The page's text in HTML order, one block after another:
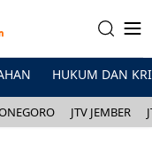
HUKUM DAN
JTV JEMBER